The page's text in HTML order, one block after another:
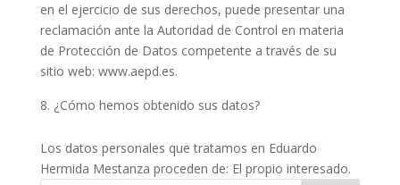
en el ejercicio de sus derechos, puede presentar una
reclamación ante la Autoridad de Control en materia
de Protección de Datos competente a través de su
sitio web: www.aepd.es.
¿Cómo hemos obtenido sus datos?
Los datos personales que tratamos en Eduardo
Hermida Mestanza proceden de: El propio interesado.